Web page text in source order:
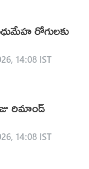
రోగులకు
14:08 IST
రిమాండ్
14:08 IST